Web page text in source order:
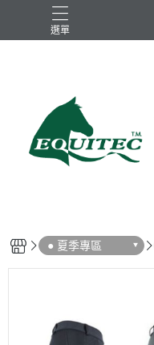
選單
兒童比賽馬褲
男用比賽衫
● 夏季專區